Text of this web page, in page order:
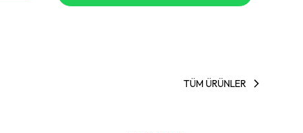
TÜM ÜRÜNLER